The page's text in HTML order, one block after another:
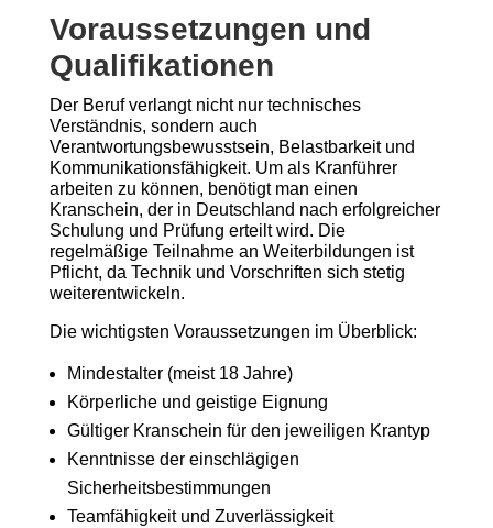
Voraussetzungen und
Qualifikationen
Der Beruf verlangt nicht nur technisches
Verständnis, sondern auch
Verantwortungsbewusstsein, Belastbarkeit und
Kommunikationsfähigkeit. Um als Kranführer
arbeiten zu können, benötigt man einen
Kranschein, der in Deutschland nach erfolgreicher
Schulung und Prüfung erteilt wird. Die
regelmäßige Teilnahme an Weiterbildungen ist
Pflicht, da Technik und Vorschriften sich stetig
weiterentwickeln.
Die wichtigsten Voraussetzungen im Überblick:
Mindestalter (meist 18 Jahre)
Körperliche und geistige Eignung
Gültiger Kranschein für den jeweiligen Krantyp
Kenntnisse der einschlägigen
Sicherheitsbestimmungen
Teamfähigkeit und Zuverlässigkeit